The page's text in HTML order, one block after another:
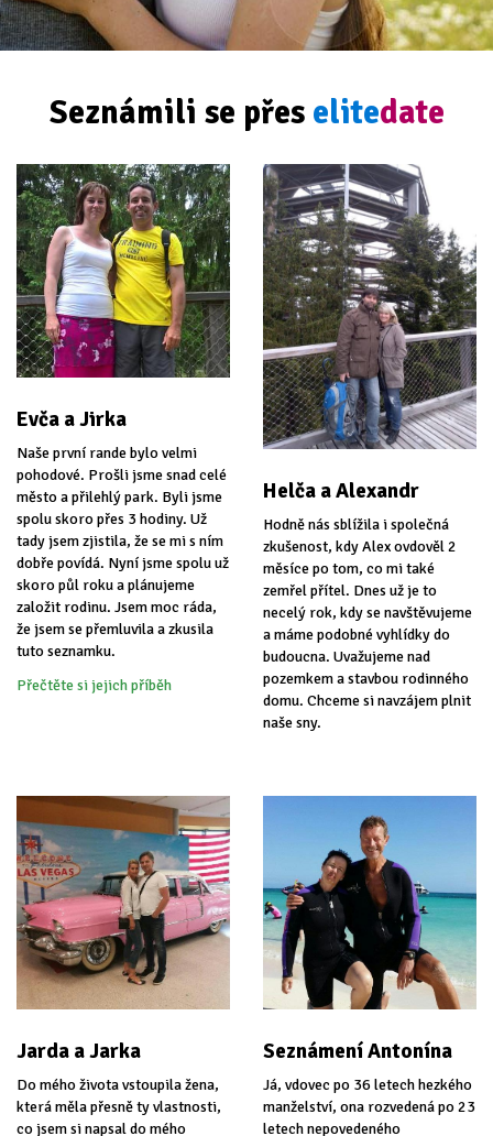
Seznámili se přes elitedate
Evča a Jirka
Naše první rande bylo velmi
pohodové. Prošli jsme snad celé
město a přilehlý park. Byli jsme
spolu skoro přes 3 hodiny. Už
tady jsem zjistila, že se mi s ním
dobře povídá. Nyní jsme spolu už
skoro půl roku a plánujeme
založit rodinu. Jsem moc ráda,
že jsem se přemluvila a zkusila
tuto seznamku.
Přečtěte si jejich příběh
Helča a Alexandr
Hodně nás sblížila i společná
zkušenost, kdy Alex ovdověl 2
měsíce po tom, co mi také
zemřel přítel. Dnes už je to
necelý rok, kdy se navštěvujeme
a máme podobné vyhlídky do
budoucna. Uvažujeme nad
pozemkem a stavbou rodinného
domu. Chceme si navzájem plnit
naše sny.
Jarda a Jarka
Do mého života vstoupila žena,
která měla přesně ty vlastnosti,
co jsem si napsal do mého
Seznámení Antonína
Já, vdovec po 36 letech hezkého
manželství, ona rozvedená po 23
letech nepovedeného